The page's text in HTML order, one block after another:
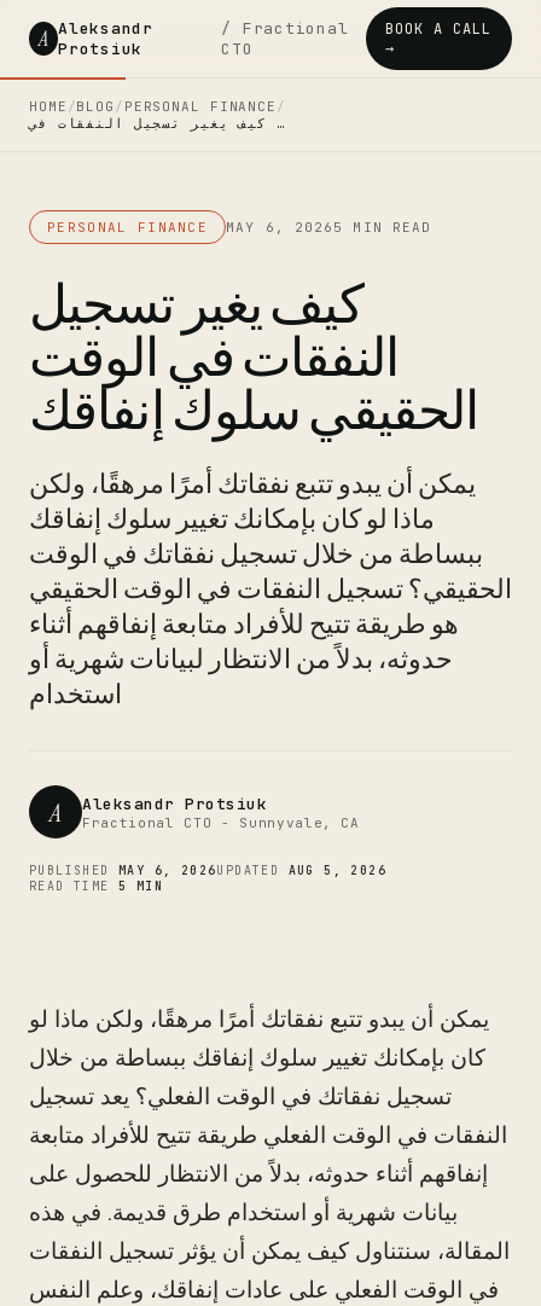
A Aleksandr
Protsiuk
/ Fractional
CTO
BOOK A CALL
→
HOME /BLOG / PERSONAL FINANCE /
كيف يغير تسجيل النفقات في …
PERSONAL FINANCE MAY 6, 2026 5 MIN READ
كيف يغير تسجيل
النفقات في الوقت
الحقيقي سلوك إنفاقك
يمكن أن يبدو تتبع نفقاتك أمرًا مرهقًا، ولكن
ماذا لو كان بإمكانك تغيير سلوك إنفاقك
ببساطة من خلال تسجيل نفقاتك في الوقت
الحقيقي؟ تسجيل النفقات في الوقت الحقيقي
هو طريقة تتيح للأفراد متابعة إنفاقهم أثناء
حدوثه، بدلاً من الانتظار لبيانات شهرية أو
استخدام
A Aleksandr Protsiuk
Fractional CTO - Sunnyvale, CA
PUBLISHED MAY 6, 2026UPDATED AUG 5, 2026
READ TIME 5 MIN
يمكن أن يبدو تتبع نفقاتك أمرًا مرهقًا، ولكن ماذا لو
كان بإمكانك تغيير سلوك إنفاقك ببساطة من خلال
تسجيل نفقاتك في الوقت الفعلي؟ يعد تسجيل
النفقات في الوقت الفعلي طريقة تتيح للأفراد متابعة
إنفاقهم أثناء حدوثه، بدلاً من الانتظار للحصول على
بيانات شهرية أو استخدام طرق قديمة. في هذه
المقالة، سنتناول كيف يمكن أن يؤثر تسجيل النفقات
في الوقت الفعلي على عادات إنفاقك، وعلم النفس